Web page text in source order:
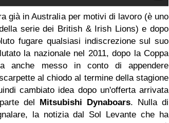
già in Australia per motivi di lavoro (è uno
serie dei British & Irish Lions) e dopo
fugare qualsiasi indiscrezione sul suo
la nazionale nel 2011, dopo la Coppa
anche messo in conto di appendere
al chiodo al termine della stagione
cambiato idea dopo un'offerta arrivata
del Mitsubishi Dynaboars. Nulla di
la notizia dal Sol Levante che ha